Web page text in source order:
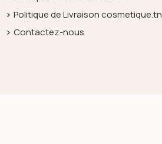
Politique de Livraison cosmetique.tn
Contactez-nous